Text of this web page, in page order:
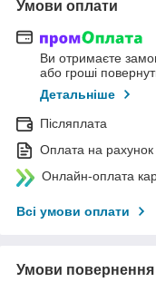
Умови оплати
Ви отримаєте
або гроші
Детальніше
Післяплата
Оплата на рахунок
Онлайн-оплата
Всі умови оплати
Умови повернення